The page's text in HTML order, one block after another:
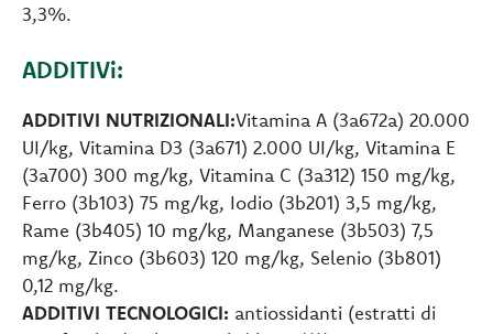
3,3%.
ADDITIVi:
ADDITIVI NUTRIZIONALI:Vitamina A (3a672a) 20.000
UI/kg, Vitamina D3 (3a671) 2.000 UI/kg, Vitamina E
(3a700) 300 mg/kg, Vitamina C (3a312) 150 mg/kg,
Ferro (3b103) 75 mg/kg, Iodio (3b201) 3,5 mg/kg,
Rame (3b405) 10 mg/kg, Manganese (3b503) 7,5
mg/kg, Zinco (3b603) 120 mg/kg, Selenio (3b801)
0,12 mg/kg.
ADDITIVI TECNOLOGICI: antiossidanti (estratti di